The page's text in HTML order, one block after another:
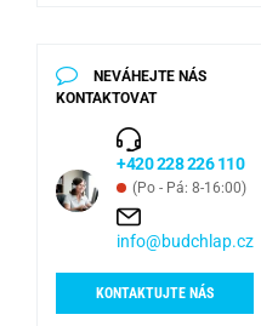
NEVÁHEJTE NÁS
KONTAKTOVAT
+420 228 226 110
(Po - Pá: 8-16:00)
info@budchlap.cz
KONTAKTUJTE NÁS